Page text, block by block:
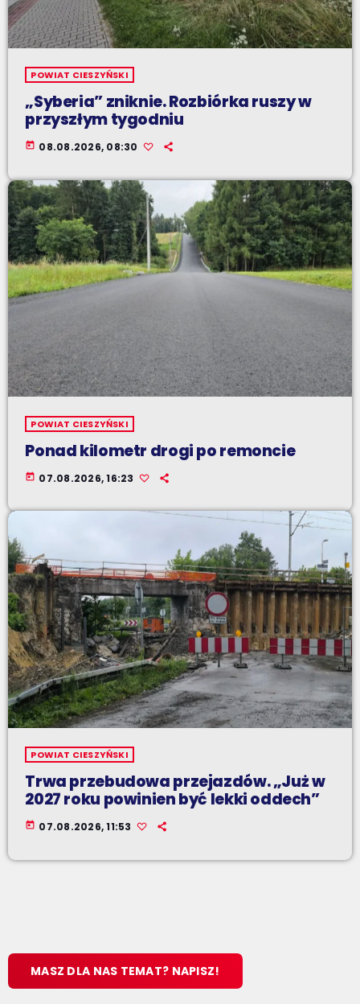
POWIAT CIESZYŃSKI
„Syberia” zniknie. Rozbiórka ruszy w
przyszłym tygodniu
today 08.08.2026, 08:30
POWIAT CIESZYŃSKI
Ponad kilometr drogi po remoncie
today 07.08.2026, 16:23
POWIAT CIESZYŃSKI
Trwa przebudowa przejazdów. „Już w
2027 roku powinien być lekki oddech”
today 07.08.2026, 11:53
MASZ DLA NAS TEMAT? NAPISZ!